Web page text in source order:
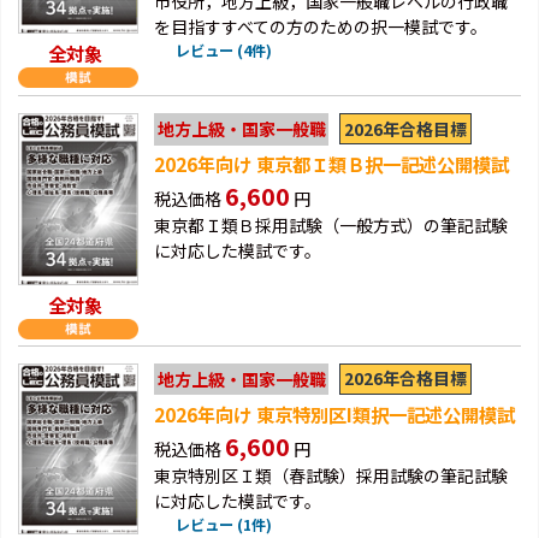
全対象
を目指すすべての方のための択一模試です。
レビュー (4件)
全対象
地方上級・国家一般職 2026年合格目標
2026年向け 東京都Ｉ類Ｂ択一記述公開模試
税込価格 6,600 円
東京都Ｉ類Ｂ採用試験（一般方式）の筆記試験
に対応した模試です。
地方上級・国家一般職 2026年合格目標
2026年向け 東京特別区I類択一記述公開模試
税込価格 6,600 円
東京特別区Ｉ類（春試験）採用試験の筆記試験
に対応した模試です。
レビュー (1件)